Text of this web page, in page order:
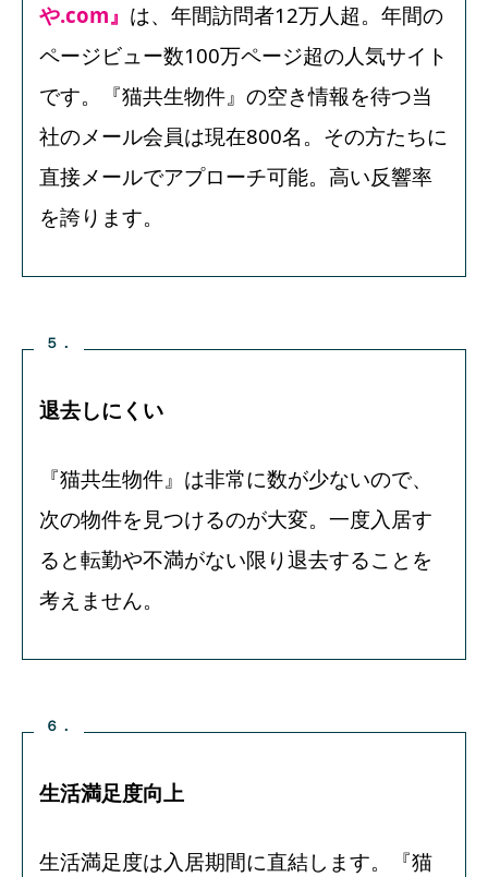
や.com』 は、年間訪問者12万人超。年間の
ページビュー数100万ページ超の人気サイト
です。『猫共生物件』の空き情報を待つ当
社のメール会員は現在800名。その方たちに
直接メールでアプローチ可能。高い反響率
を誇ります。
５．
退去しにくい
『猫共生物件』は非常に数が少ないので、
次の物件を見つけるのが大変。一度入居す
ると転勤や不満がない限り退去することを
考えません。
６．
生活満足度向上
生活満足度は入居期間に直結します。『猫